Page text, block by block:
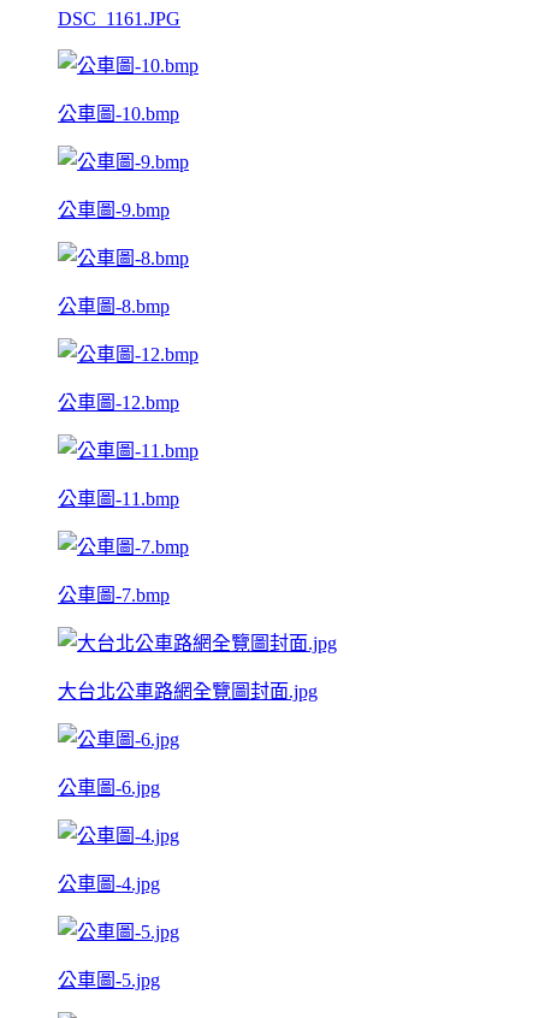
DSC_1161.JPG
公車圖-10.bmp
公車圖-9.bmp
公車圖-8.bmp
公車圖-12.bmp
公車圖-11.bmp
公車圖-7.bmp
大台北公車路網全覽圖封面.jpg
公車圖-6.jpg
公車圖-4.jpg
公車圖-5.jpg